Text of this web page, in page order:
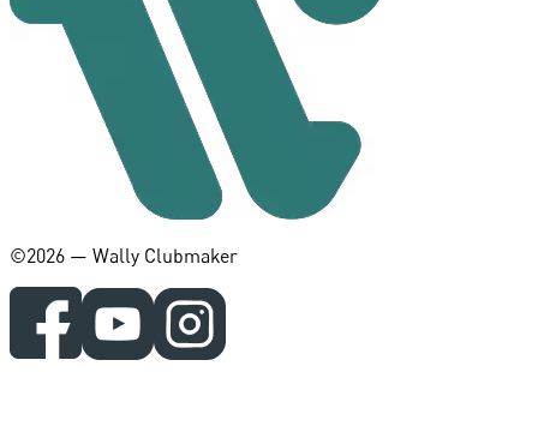
©️2026 — Wally Clubmaker